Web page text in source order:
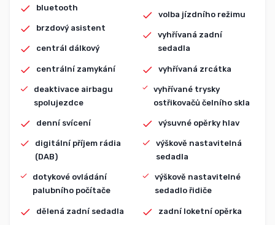
bluetooth
brzdový asistent
centrál dálkový
centrální zamykání
deaktivace airbagu
spolujezdce
denní svícení
digitální příjem rádia
(DAB)
dotykové ovládání
palubního počítače
dělená zadní sedadla
volba jízdního režimu
vyhřívaná zadní
sedadla
vyhřívaná zrcátka
vyhřívané trysky
ostřikovačů čelního skla
výsuvné opěrky hlav
výškově nastavitelná
sedadla
výškově nastavitelné
sedadlo řidiče
zadní loketní opěrka